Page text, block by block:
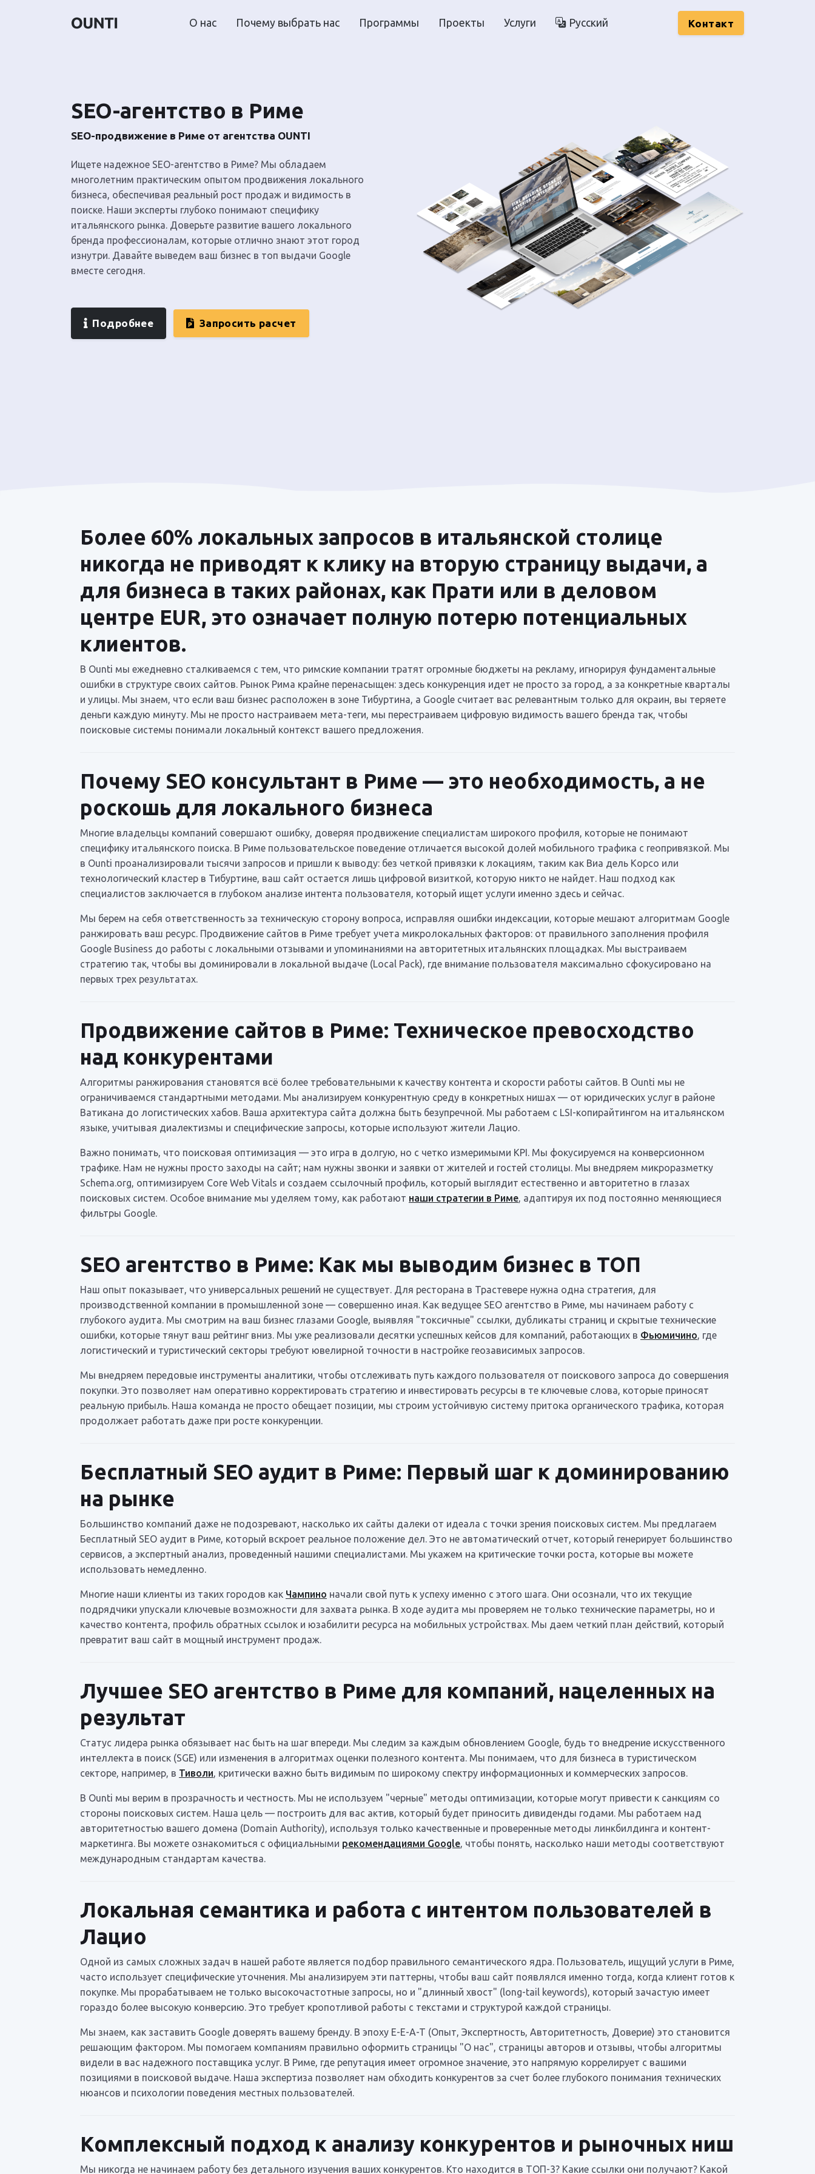
О нас Почему выбрать нас Программы Проекты Услуги Русский Kонтакт
SEO-агентство в Риме
SEO-продвижение в Риме от агентства OUNTI
Ищете надежное SEO-агентство в Риме? Мы обладаем
многолетним практическим опытом продвижения локального
бизнеса, обеспечивая реальный рост продаж и видимость в
поиске. Наши эксперты глубоко понимают специфику
итальянского рынка. Доверьте развитие вашего локального
бренда профессионалам, которые отлично знают этот город
изнутри. Давайте выведем ваш бизнес в топ выдачи Google
вместе сегодня.
Подробнее Запросить расчет
Более 60% локальных запросов в итальянской столице
никогда не приводят к клику на вторую страницу выдачи, а
для бизнеса в таких районах, как Прати или в деловом
центре EUR, это означает полную потерю потенциальных
клиентов.
В Ounti мы ежедневно сталкиваемся с тем, что римские компании тратят огромные бюджеты на рекламу, игнорируя фундаментальные
ошибки в структуре своих сайтов. Рынок Рима крайне перенасыщен: здесь конкуренция идет не просто за город, а за конкретные кварталы
и улицы. Мы знаем, что если ваш бизнес расположен в зоне Тибуртина, а Google считает вас релевантным только для окраин, вы теряете
деньги каждую минуту. Мы не просто настраиваем мета-теги, мы перестраиваем цифровую видимость вашего бренда так, чтобы
поисковые системы понимали локальный контекст вашего предложения.
Почему SEO консультант в Риме — это необходимость, а не
роскошь для локального бизнеса
Многие владельцы компаний совершают ошибку, доверяя продвижение специалистам широкого профиля, которые не понимают
специфику итальянского поиска. В Риме пользовательское поведение отличается высокой долей мобильного трафика с геопривязкой. Мы
в Ounti проанализировали тысячи запросов и пришли к выводу: без четкой привязки к локациям, таким как Виа дель Корсо или
технологический кластер в Тибуртине, ваш сайт остается лишь цифровой визиткой, которую никто не найдет. Наш подход как
специалистов заключается в глубоком анализе интента пользователя, который ищет услуги именно здесь и сейчас.
Мы берем на себя ответственность за техническую сторону вопроса, исправляя ошибки индексации, которые мешают алгоритмам Google
ранжировать ваш ресурс. Продвижение сайтов в Риме требует учета микролокальных факторов: от правильного заполнения профиля
Google Business до работы с локальными отзывами и упоминаниями на авторитетных итальянских площадках. Мы выстраиваем
стратегию так, чтобы вы доминировали в локальной выдаче (Local Pack), где внимание пользователя максимально сфокусировано на
первых трех результатах.
Продвижение сайтов в Риме: Техническое превосходство
над конкурентами
Алгоритмы ранжирования становятся всё более требовательными к качеству контента и скорости работы сайтов. В Ounti мы не
ограничиваемся стандартными методами. Мы анализируем конкурентную среду в конкретных нишах — от юридических услуг в районе
Ватикана до логистических хабов. Ваша архитектура сайта должна быть безупречной. Мы работаем с LSI-копирайтингом на итальянском
языке, учитывая диалектизмы и специфические запросы, которые используют жители Лацио.
Важно понимать, что поисковая оптимизация — это игра в долгую, но с четко измеримыми KPI. Мы фокусируемся на конверсионном
трафике. Нам не нужны просто заходы на сайт; нам нужны звонки и заявки от жителей и гостей столицы. Мы внедряем микроразметку
Schema.org, оптимизируем Core Web Vitals и создаем ссылочный профиль, который выглядит естественно и авторитетно в глазах
поисковых систем. Особое внимание мы уделяем тому, как работают наши стратегии в Риме, адаптируя их под постоянно меняющиеся
фильтры Google.
SEO агентство в Риме: Как мы выводим бизнес в ТОП
Наш опыт показывает, что универсальных решений не существует. Для ресторана в Трастевере нужна одна стратегия, для
производственной компании в промышленной зоне — совершенно иная. Как ведущее SEO агентство в Риме, мы начинаем работу с
глубокого аудита. Мы смотрим на ваш бизнес глазами Google, выявляя "токсичные" ссылки, дубликаты страниц и скрытые технические
ошибки, которые тянут ваш рейтинг вниз. Мы уже реализовали десятки успешных кейсов для компаний, работающих в Фьюмичино, где
логистический и туристический секторы требуют ювелирной точности в настройке геозависимых запросов.
Мы внедряем передовые инструменты аналитики, чтобы отслеживать путь каждого пользователя от поискового запроса до совершения
покупки. Это позволяет нам оперативно корректировать стратегию и инвестировать ресурсы в те ключевые слова, которые приносят
реальную прибыль. Наша команда не просто обещает позиции, мы строим устойчивую систему притока органического трафика, которая
продолжает работать даже при росте конкуренции.
Бесплатный SEO аудит в Риме: Первый шаг к доминированию
на рынке
Большинство компаний даже не подозревают, насколько их сайты далеки от идеала с точки зрения поисковых систем. Мы предлагаем
Бесплатный SEO аудит в Риме, который вскроет реальное положение дел. Это не автоматический отчет, который генерирует большинство
сервисов, а экспертный анализ, проведенный нашими специалистами. Мы укажем на критические точки роста, которые вы можете
использовать немедленно.
Многие наши клиенты из таких городов как Чампино начали свой путь к успеху именно с этого шага. Они осознали, что их текущие
подрядчики упускали ключевые возможности для захвата рынка. В ходе аудита мы проверяем не только технические параметры, но и
качество контента, профиль обратных ссылок и юзабилити ресурса на мобильных устройствах. Мы даем четкий план действий, который
превратит ваш сайт в мощный инструмент продаж.
Лучшее SEO агентство в Риме для компаний, нацеленных на
результат
Статус лидера рынка обязывает нас быть на шаг впереди. Мы следим за каждым обновлением Google, будь то внедрение искусственного
интеллекта в поиск (SGE) или изменения в алгоритмах оценки полезного контента. Мы понимаем, что для бизнеса в туристическом
секторе, например, в Тиволи, критически важно быть видимым по широкому спектру информационных и коммерческих запросов.
В Ounti мы верим в прозрачность и честность. Мы не используем "черные" методы оптимизации, которые могут привести к санкциям со
стороны поисковых систем. Наша цель — построить для вас актив, который будет приносить дивиденды годами. Мы работаем над
авторитетностью вашего домена (Domain Authority), используя только качественные и проверенные методы линкбилдинга и контент-
маркетинга. Вы можете ознакомиться с официальными рекомендациями Google, чтобы понять, насколько наши методы соответствуют
международным стандартам качества.
Локальная семантика и работа с интентом пользователей в
Лацио
Одной из самых сложных задач в нашей работе является подбор правильного семантического ядра. Пользователь, ищущий услуги в Риме,
часто использует специфические уточнения. Мы анализируем эти паттерны, чтобы ваш сайт появлялся именно тогда, когда клиент готов к
покупке. Мы прорабатываем не только высокочастотные запросы, но и "длинный хвост" (long-tail keywords), который зачастую имеет
гораздо более высокую конверсию. Это требует кропотливой работы с текстами и структурой каждой страницы.
Мы знаем, как заставить Google доверять вашему бренду. В эпоху E-E-A-T (Опыт, Экспертность, Авторитетность, Доверие) это становится
решающим фактором. Мы помогаем компаниям правильно оформить страницы "О нас", страницы авторов и отзывы, чтобы алгоритмы
видели в вас надежного поставщика услуг. В Риме, где репутация имеет огромное значение, это напрямую коррелирует с вашими
позициями в поисковой выдаче. Наша экспертиза позволяет нам обходить конкурентов за счет более глубокого понимания технических
нюансов и психологии поведения местных пользователей.
Комплексный подход к анализу конкурентов и рыночных ниш
Мы никогда не начинаем работу без детального изучения ваших конкурентов. Кто находится в ТОП-3? Какие ссылки они получают? Какой